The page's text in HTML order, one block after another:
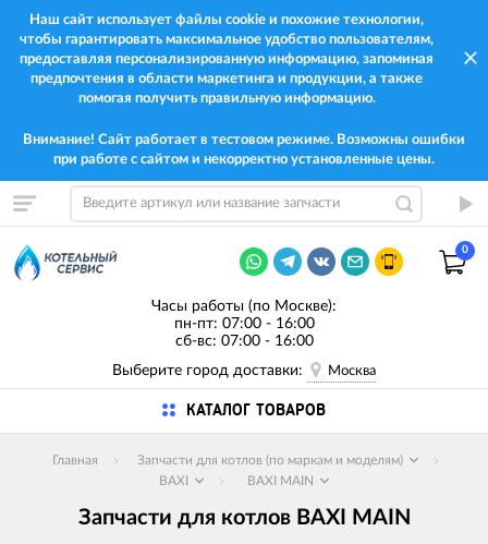
Наш сайт использует файлы cookie и похожие технологии,
чтобы гарантировать максимальное удобство пользователям,
предоставляя персонализированную информацию, запоминая
предпочтения в области маркетинга и продукции, а также
помогая получить правильную информацию.
Внимание! Сайт работает в тестовом режиме. Возможны ошибки
при работе с сайтом и некорректно установленные цены.
0
Часы работы (по Москве):
пн-пт: 07:00 - 16:00
сб-вс: 07:00 - 16:00
Выберите город доставки:
Москва
КАТАЛОГ ТОВАРОВ
Главная
Запчасти для котлов (по маркам и моделям)
BAXI
BAXI MAIN
Запчасти для котлов BAXI MAIN